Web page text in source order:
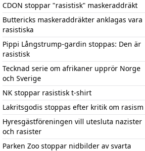
CDON stoppar "rasistisk" maskeraddräkt
Buttericks maskeraddräkter anklagas vara
rasistiska
Pippi Långstrump-gardin stoppas: Den är
rasistisk
Tecknad serie om afrikaner upprör Norge
och Sverige
NK stoppar rasistisk t-shirt
Lakritsgodis stoppas efter kritik om rasism
Hyresgästföreningen vill utesluta nazister
och rasister
Parken Zoo stoppar nidbilder av svarta